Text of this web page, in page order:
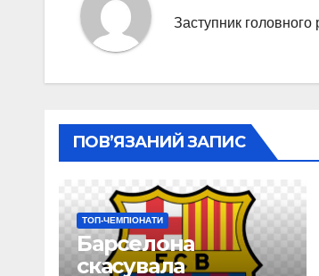
Заступник головного
ПОВ’ЯЗАНИЙ ЗАПИС
ТОП-ЧЕМПІОНАТИ
Барселона
скасувала